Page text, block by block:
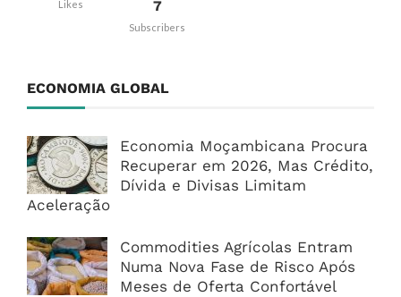
Likes 7
Subscribers
ECONOMIA GLOBAL
Economia Moçambicana Procura
Recuperar em 2026, Mas Crédito,
Dívida e Divisas Limitam
Aceleração
Commodities Agrícolas Entram
Numa Nova Fase de Risco Após
Meses de Oferta Confortável